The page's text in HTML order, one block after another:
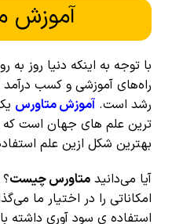
آموزش
با توجه به اینکه دنیا روز
راه‌های آموزشی و کسب درآمد
رشد است. آموزش متاورس
ترین علم های جهان است که
بهترین شکل ازین علم
آیا می‌دانید متاورس چیست
امکاناتی را در اختیار ما
استفاده ی سود آوری داشته